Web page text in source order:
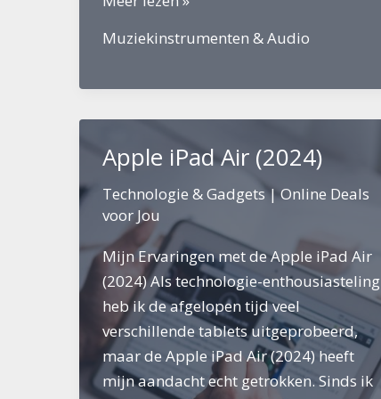
voor
Muziekinstrumenten & Audio
Apple iPad Air (2024)
Technologie & Gadgets|Online Deals
voor Jou
Mijn Ervaringen met de Apple iPad Air
(2024) Als technologie-enthousiasteling
heb ik de afgelopen tijd veel
verschillende tablets uitgeprobeerd,
maar de Apple iPad Air (2024) heeft
mijn aandacht echt getrokken. Sinds ik